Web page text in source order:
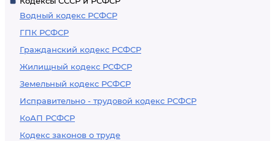
Водный кодекс РСФСР
ГПК РСФСР
Гражданский кодекс РСФСР
Жилищный кодекс РСФСР
Земельный кодекс РСФСР
Исправительно - трудовой кодекс РСФСР
КоАП РСФСР
Кодекс законов о труде